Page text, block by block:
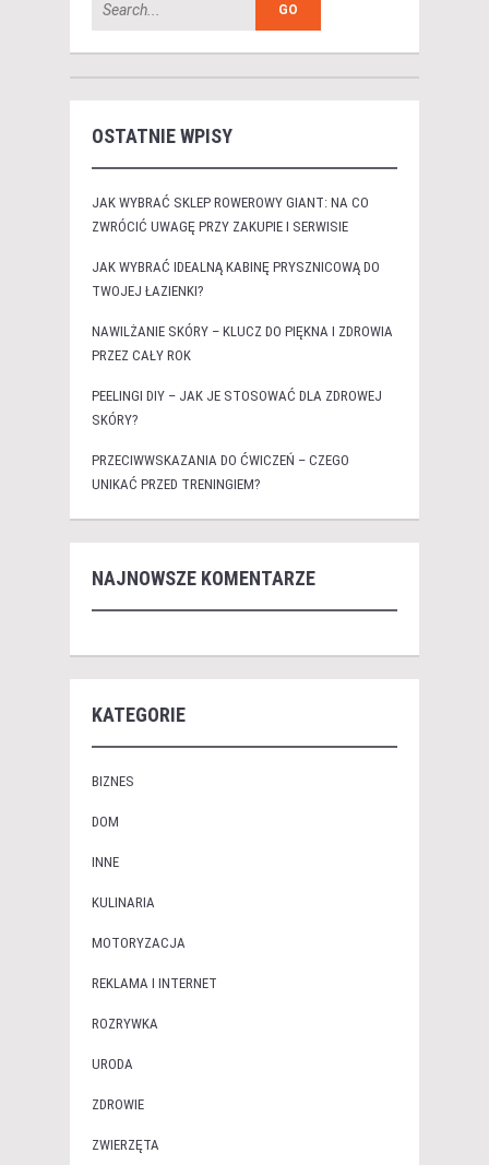
OSTATNIE WPISY
JAK WYBRAĆ SKLEP ROWEROWY GIANT: NA CO
ZWRÓCIĆ UWAGĘ PRZY ZAKUPIE I SERWISIE
JAK WYBRAĆ IDEALNĄ KABINĘ PRYSZNICOWĄ DO
TWOJEJ ŁAZIENKI?
NAWILŻANIE SKÓRY – KLUCZ DO PIĘKNA I ZDROWIA
PRZEZ CAŁY ROK
PEELINGI DIY – JAK JE STOSOWAĆ DLA ZDROWEJ
SKÓRY?
PRZECIWWSKAZANIA DO ĆWICZEŃ – CZEGO
UNIKAĆ PRZED TRENINGIEM?
NAJNOWSZE KOMENTARZE
KATEGORIE
BIZNES
DOM
INNE
KULINARIA
MOTORYZACJA
REKLAMA I INTERNET
ROZRYWKA
URODA
ZDROWIE
ZWIERZĘTA